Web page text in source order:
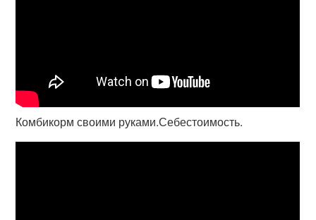
Комбикорм своими руками.Себестоимость.